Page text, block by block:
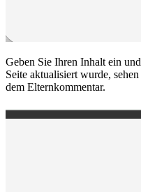
Geben Sie Ihren Inhalt ein
Seite aktualisiert wurde,
dem Elternkommentar.